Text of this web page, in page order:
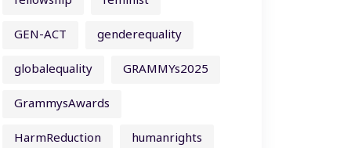
GEN-ACT
genderequality
globalequality
GRAMMYs2025
GrammysAwards
HarmReduction
humanrights